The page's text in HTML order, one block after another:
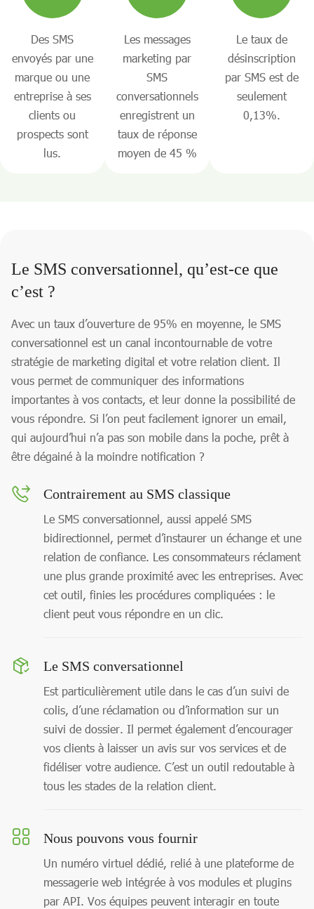
Des SMS
envoyés par une
marque ou une
entreprise à ses
clients ou
prospects sont
lus.
Les messages
marketing par
SMS
conversationnels
enregistrent un
taux de réponse
moyen de 45 %
Le taux de
désinscription
par SMS est de
seulement
0,13%.
Le SMS conversationnel, qu’est-ce que
c’est ?
Avec un taux d’ouverture de 95% en moyenne, le SMS
conversationnel est un canal incontournable de votre
stratégie de marketing digital et votre relation client. Il
vous permet de communiquer des informations
importantes à vos contacts, et leur donne la possibilité de
vous répondre. Si l’on peut facilement ignorer un email,
qui aujourd’hui n’a pas son mobile dans la poche, prêt à
être dégainé à la moindre notification ?
Contrairement au SMS classique
Le SMS conversationnel, aussi appelé SMS
bidirectionnel, permet d’instaurer un échange et une
relation de confiance. Les consommateurs réclament
une plus grande proximité avec les entreprises. Avec
cet outil, finies les procédures compliquées : le
client peut vous répondre en un clic.
Le SMS conversationnel
Est particulièrement utile dans le cas d’un suivi de
colis, d’une réclamation ou d’information sur un
suivi de dossier. Il permet également d’encourager
vos clients à laisser un avis sur vos services et de
fidéliser votre audience. C’est un outil redoutable à
tous les stades de la relation client.
Nous pouvons vous fournir
Un numéro virtuel dédié, relié à une plateforme de
messagerie web intégrée à vos modules et plugins
par API. Vos équipes peuvent interagir en toute